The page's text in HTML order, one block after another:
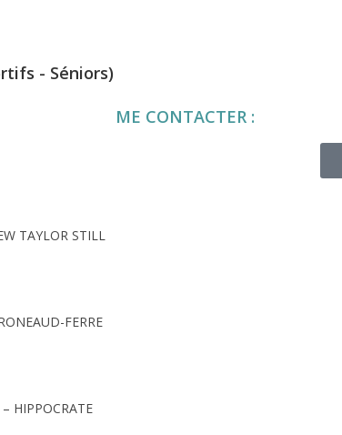
- Séniors)
ME CONTACTER :
TAYLOR STILL
FERRE
HIPPOCRATE